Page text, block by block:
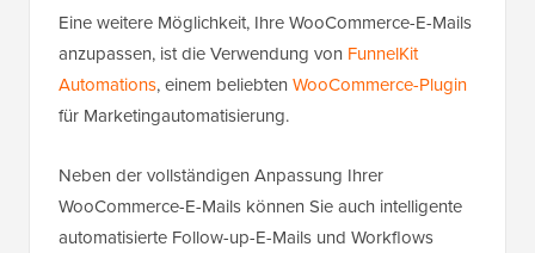
Eine weitere Möglichkeit, Ihre WooCommerce-E-Mails
anzupassen, ist die Verwendung von FunnelKit
Automations, einem beliebten WooCommerce-Plugin
für Marketingautomatisierung.
Neben der vollständigen Anpassung Ihrer
WooCommerce-E-Mails können Sie auch intelligente
automatisierte Follow-up-E-Mails und Workflows